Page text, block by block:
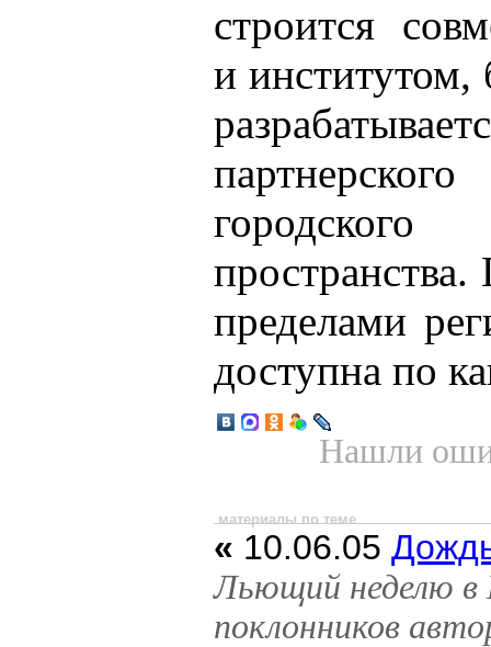
строится
и институтом,
пространства.
пределами
доступна по
Нашли
материалы по теме
« 10.06.05
Льющий неделю в
поклонников